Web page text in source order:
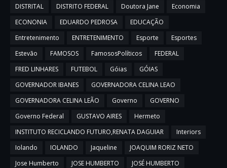
DISTRITAL
DISTRITO FEDERAL Doutora Jane
Economia
ECONONIA
EDUARDO PEDROSA
EDUCAÇÃO
Entretenimento
ENTRETENIMENTO Esporte
Esportes
Estevão
FAMOSOS FamososPolíticos
FEDERAL
FRED LINHARES
FUTEBOL Góias
GÓIAS
GOVERNADOR IBANES
GOVERNADORA CELINA LEAO
GOVERNADORA CELINA LEÃO
Governo
GOVERNO
Governo Federal
GUSTAVO AIRES
Hermeto
INSTITUTO RECICLANDO FUTURO,RENATA DAGUIAR
Interiors
Iolando
IOLANDO Jaqueline
JOAQUIM RORIZ NETO
Jose Humberto
JOSE HUMBERTO
JOSÉ HUMBERTO